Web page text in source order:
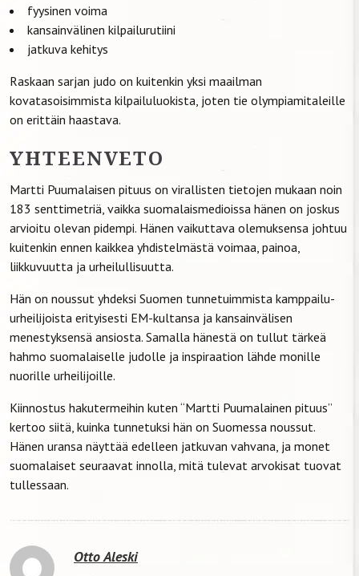
fyysinen voima
kansainvälinen kilpailurutiini
jatkuva kehitys
Raskaan sarjan judo on kuitenkin yksi maailman
kovatasoisimmista kilpailuluokista, joten tie olympiamitaleille
on erittäin haastava.
YHTEENVETO
Martti Puumalaisen pituus on virallisten tietojen mukaan noin
183 senttimetriä, vaikka suomalaismedioissa hänen on joskus
arvioitu olevan pidempi. Hänen vaikuttava olemuksensa johtuu
kuitenkin ennen kaikkea yhdistelmästä voimaa, painoa,
liikkuvuutta ja urheilullisuutta.
Hän on noussut yhdeksi Suomen tunnetuimmista kamppailu-
urheilijoista erityisesti EM-kultansa ja kansainvälisen
menestyksensä ansiosta. Samalla hänestä on tullut tärkeä
hahmo suomalaiselle judolle ja inspiraation lähde monille
nuorille urheilijoille.
Kiinnostus hakutermeihin kuten “Martti Puumalainen pituus”
kertoo siitä, kuinka tunnetuksi hän on Suomessa noussut.
Hänen uransa näyttää edelleen jatkuvan vahvana, ja monet
suomalaiset seuraavat innolla, mitä tulevat arvokisat tuovat
tullessaan.
Otto Aleski